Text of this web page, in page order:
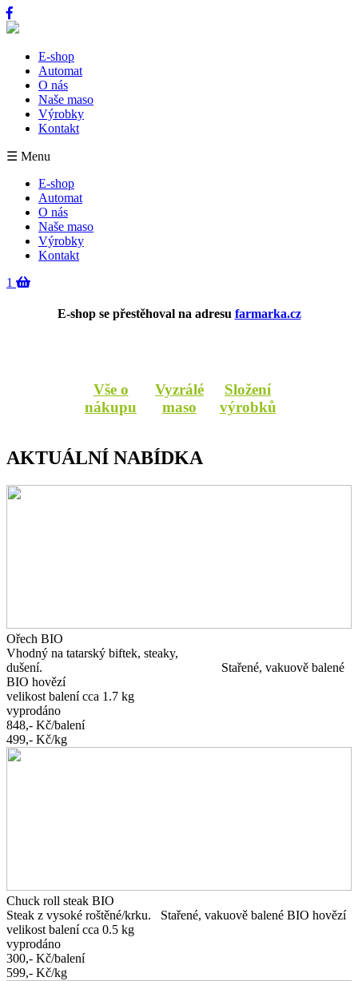
E-shop
Automat
O nás
Naše maso
Výrobky
Kontakt
☰ Menu
E-shop
Automat
O nás
Naše maso
Výrobky
Kontakt
1
E-shop se přestěhoval na adresu farmarka.cz
Vše o
nákupu
Vyzrálé
maso
Složení
výrobků
AKTUÁLNÍ NABÍDKA
Ořech BIO
Vhodný na tatarský biftek, steaky,
dušení. Stařené, vakuově balené
BIO hovězí
velikost balení cca 1.7 kg
vyprodáno
848,- Kč/balení
499,- Kč/kg
Chuck roll steak BIO
Steak z vysoké roštěné/krku. Stařené, vakuově balené BIO hovězí
velikost balení cca 0.5 kg
vyprodáno
300,- Kč/balení
599,- Kč/kg